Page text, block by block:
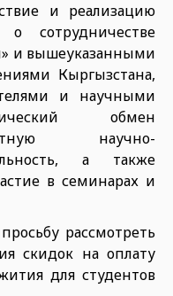
и реализацию
о сотрудничестве
и вышеуказанными
Кыргызстана,
и научными
обмен
научно-
а также
в семинарах и
рассмотреть
скидок на оплату
для студентов